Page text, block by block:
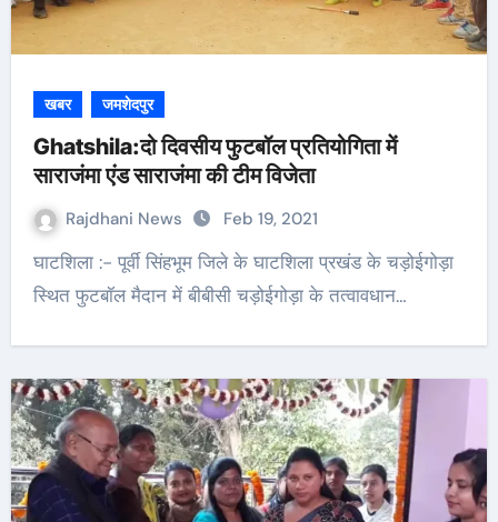
खबर जमशेदपुर
Ghatshila:दो दिवसीय फुटबॉल प्रतियोगिता में
साराजंमा एंड साराजंमा की टीम विजेता
Rajdhani News Feb 19, 2021
घाटशिला :- पूर्वी सिंहभूम जिले के घाटशिला प्रखंड के चड़ोईगोड़ा
स्थित फुटबॉल मैदान में बीबीसी चड़ोईगोड़ा के तत्वावधान…